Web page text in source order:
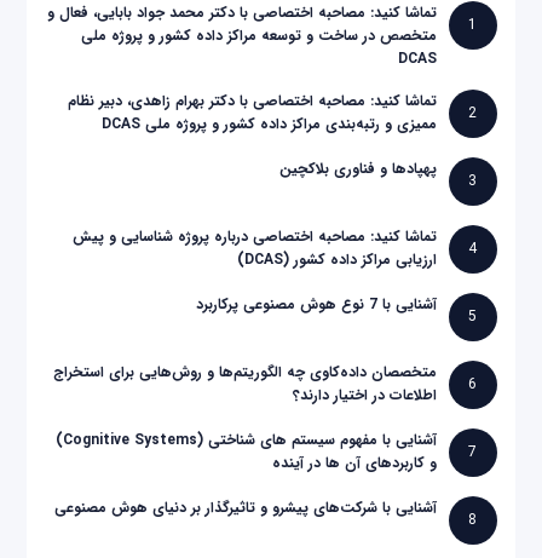
1
تماشا کنید: مصاحبه اختصاصی با دکتر محمد جواد بابایی، فعال و
متخصص در ساخت و توسعه مراکز داده کشور و پروژه ملی
DCAS
2
تماشا کنید: مصاحبه اختصاصی با دکتر بهرام زاهدی، دبیر نظام
ممیزی و رتبه‌بندی مراکز داده کشور و پروژه ملی DCAS
3
پهپادها و فناوری بلاکچین
4
تماشا کنید: مصاحبه اختصاصی درباره پروژه شناسایی و پیش
ارزیابی مراکز داده کشور (DCAS)
5
آشنایی با 7 نوع هوش مصنوعی پرکاربرد
6
متخصصان داده‌کاوی چه الگوریتم‌ها و روش‌هایی برای استخراج
اطلاعات در اختیار دارند؟
7
آشنایی با مفهوم سیستم های شناختی (Cognitive Systems)
و کاربردهای آن ها در آینده
8
آشنایی با شرکت‌های پیشرو و تاثیرگذار بر دنیای هوش مصنوعی